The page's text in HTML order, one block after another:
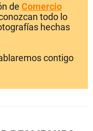
de Comercio
todo lo
hechas
contigo